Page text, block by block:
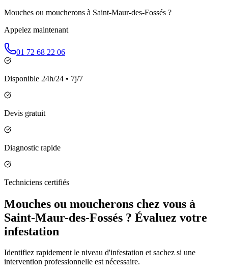
Mouches ou moucherons à Saint-Maur-des-Fossés ?
Appelez maintenant
01 72 68 22 06
Disponible 24h/24 • 7j/7
Devis gratuit
Diagnostic rapide
Techniciens certifiés
Mouches ou moucherons chez vous à
Saint-Maur-des-Fossés ? Évaluez votre
infestation
Identifiez rapidement le niveau d'infestation et sachez si une
intervention professionnelle est nécessaire.